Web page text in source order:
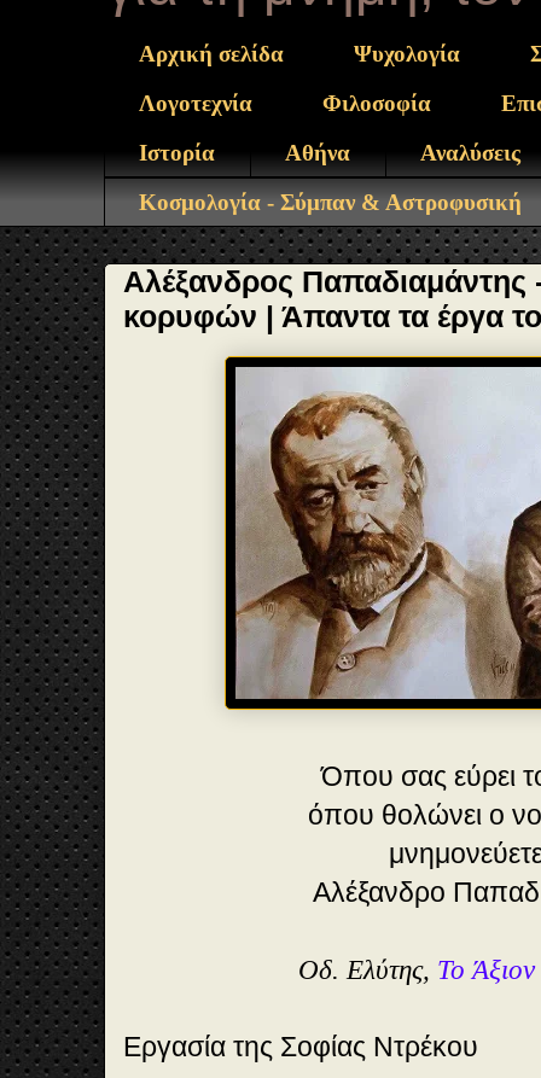
Αρχική σελίδα Ψυχολογία
Λογοτεχνία
Φιλοσοφία
Ιστορία
Αθήνα
Αναλύσεις
Κοσμολογία - Σύμπαν & Αστροφυσική
Αλέξανδρος
κορυφών | Άπαντα τα έργα
Όπου σας εύρει
όπου θολώνει ο
Αλέξανδρο
Οδ. Ελύτης, Το Άξιoν
Εργασία της Σοφίας Ντρέκου